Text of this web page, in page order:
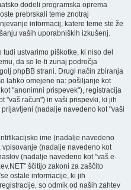
dodeli programska oprema
prebrskali teme znotraj
informacij, katere teme ste že
vaših uporabniških izkušenj.
tudi ustvarimo piškotke, ki niso del
da so le-ti zunaj področja
phpBB strani. Drugi način zbiranja
lahko omejene na: pošiljanje kot
"anonimni prispevek"), registracija
"vaš račun") in vaši prispevki, ki jih
(nadalje navedeno kot "vaši
ime (nadalje navedeno
vpisovanje (nadalje navedeno kot
(nadalje navedeno kot "vaš e-
ščitijo zakoni za zaščito
ostale informacije, ki jih
so odmik od naših zahtev